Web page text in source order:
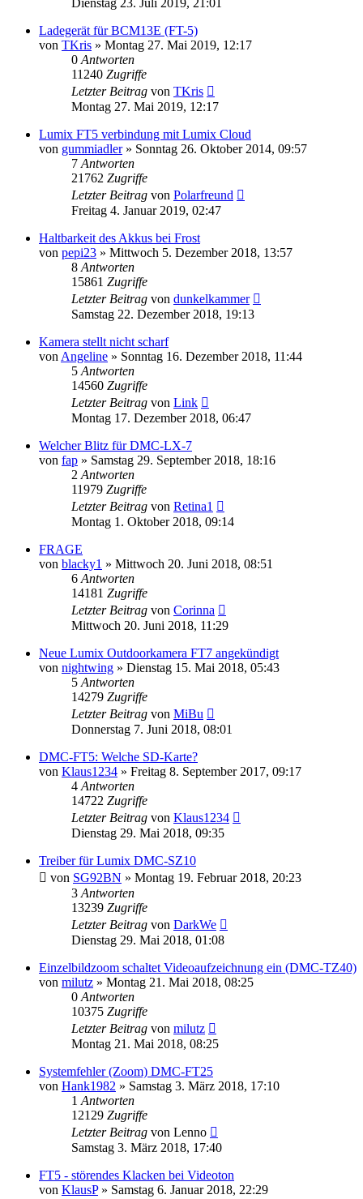
Ladegerät für BCM13E (FT-5)
von TKris » Montag 27. Mai 2019, 12:17
0 Antworten
11240 Zugriffe
Letzter Beitrag von TKris
Montag 27. Mai 2019, 12:17
Lumix FT5 verbindung mit Lumix Cloud
von gummiadler» Sonntag 26. Oktober 2014, 09:57
7 Antworten
21762 Zugriffe
Letzter Beitrag von Polarfreund
Freitag 4. Januar 2019, 02:47
Haltbarkeit des Akkus bei Frost
von pepi23 » Mittwoch 5. Dezember 2018, 13:57
8 Antworten
15861 Zugriffe
Letzter Beitrag von dunkelkammer
Samstag 22. Dezember 2018, 19:13
Kamera stellt nicht scharf
von Angeline » Sonntag 16. Dezember 2018, 11:44
5 Antworten
14560 Zugriffe
Letzter Beitrag von Link
Montag 17. Dezember 2018, 06:47
Welcher Blitz für DMC-LX-7
von fap » Samstag 29. September 2018, 18:16
2 Antworten
11979 Zugriffe
Letzter Beitrag von Retina1
Montag 1. Oktober 2018, 09:14
FRAGE
von blacky1 » Mittwoch 20. Juni 2018, 08:51
6 Antworten
14181 Zugriffe
Letzter Beitrag von Corinna
Mittwoch 20. Juni 2018, 11:29
Neue Lumix Outdoorkamera FT7 angekündigt
von nightwing » Dienstag 15. Mai 2018, 05:43
5 Antworten
14279 Zugriffe
Letzter Beitrag von MiBu
Donnerstag 7. Juni 2018, 08:01
DMC-FT5: Welche SD-Karte?
von Klaus1234 » Freitag 8. September 2017, 09:17
4 Antworten
14722 Zugriffe
Letzter Beitrag von Klaus1234
Dienstag 29. Mai 2018, 09:35
Treiber für Lumix DMC-SZ10
von SG92BN » Montag 19. Februar 2018, 20:23
3 Antworten
13239 Zugriffe
Letzter Beitrag von DarkWe
Dienstag 29. Mai 2018, 01:08
Einzelbildzoom schaltet Videoaufzeichnung ein (DMC-TZ40)
von milutz » Montag 21. Mai 2018, 08:25
0 Antworten
10375 Zugriffe
Letzter Beitrag von milutz
Montag 21. Mai 2018, 08:25
Systemfehler (Zoom) DMC-FT25
von Hank1982 » Samstag 3. März 2018, 17:10
1 Antworten
12129 Zugriffe
Letzter Beitrag von Lenno
Samstag 3. März 2018, 17:40
FT5 - störendes Klacken bei Videoton
von KlausP» Samstag 6. Januar 2018, 22:29